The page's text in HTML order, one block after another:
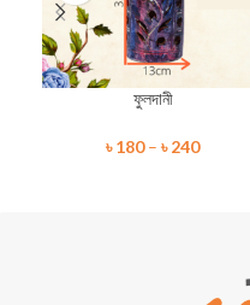
ফুলদানী
৳180– ৳240